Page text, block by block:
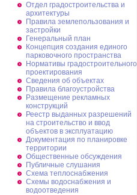
Отдел градостроительства и
архитектуры
Правила землепользования и
застройки
Генеральный план
Концепция создания единого
парковочного пространства
Нормативы градостроительного
проектирования
Сведения об объектах
Правила благоустройства
Размещение рекламных
конструкций
Реестр выданных разрешений
на строительство и ввод
объектов в эксплуатацию
Документация по планировке
территории
Общественные обсуждения
Публичные слушания
Схема теплоснабжения
Схемы водоснабжения и
водоотведения